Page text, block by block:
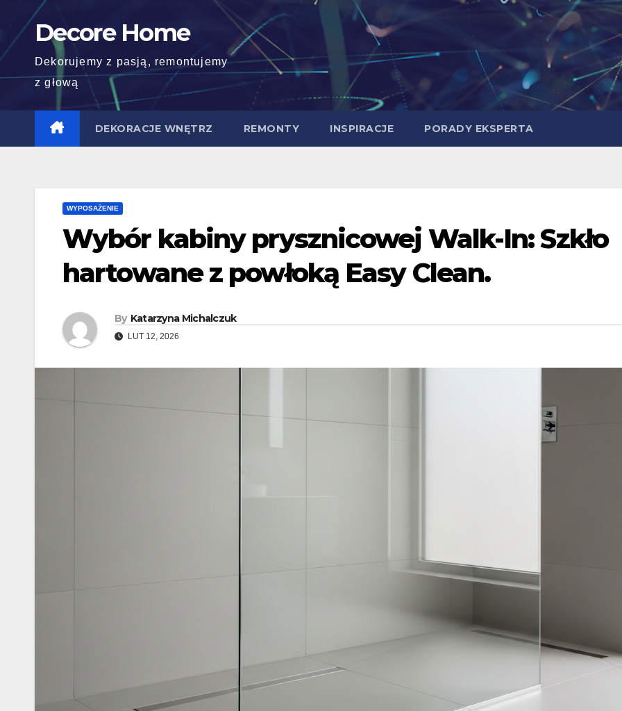
content
Decore Home
Dekorujemy z pasją, remontujemy
z głową
DEKORACJE WNĘTRZ REMONTY INSPIRACJE PORADY EKSPERTA
WYPOSAŻENIE
Wybór kabiny prysznicowej Walk-In: Szkło
hartowane z powłoką Easy Clean.
By Katarzyna Michalczuk
LUT 12, 2026